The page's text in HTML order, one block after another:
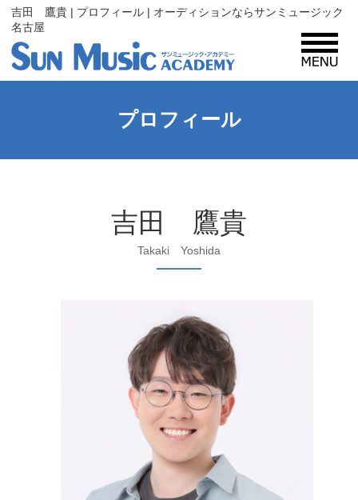
吉田 鷹貴 | プロフィール | オーディションならサンミュージック
名古屋
MENU
サンミュージック・アカデミーとは？
入所案内
レッスン生・タレント募集
アカデミー案内
プロフィール
吉田 鷹貴
Takaki Yoshida